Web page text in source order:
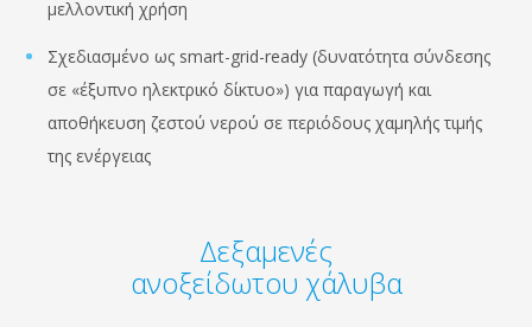
μελλοντική χρήση
Σχεδιασμένο ως smart-grid-ready (δυνατότητα σύνδεσης
σε «έξυπνο ηλεκτρικό δίκτυο») για παραγωγή και
αποθήκευση ζεστού νερού σε περιόδους χαμηλής τιμής
της ενέργειας
Δεξαμενές
ανοξείδωτου χάλυβα